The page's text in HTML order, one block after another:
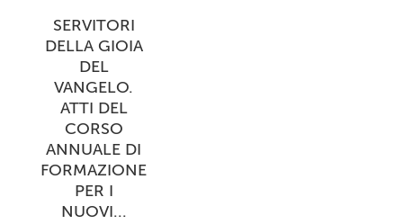
SERVITORI
DELLA GIOIA
DEL
VANGELO.
ATTI DEL
CORSO
ANNUALE DI
FORMAZIONE
PER I
NUOVI...